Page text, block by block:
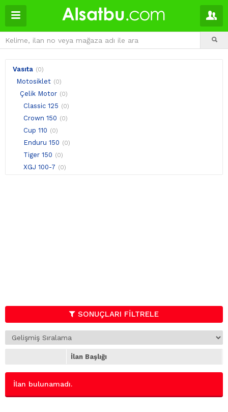
Vasıta (0)
Motosiklet (0)
Çelik Motor (0)
Classic 125 (0)
Crown 150 (0)
Cup 110 (0)
Enduru 150 (0)
Tiger 150 (0)
XGJ 100-7 (0)
SONUÇLARI FİLTRELE
İlan Başlığı
İlan bulunamadı.